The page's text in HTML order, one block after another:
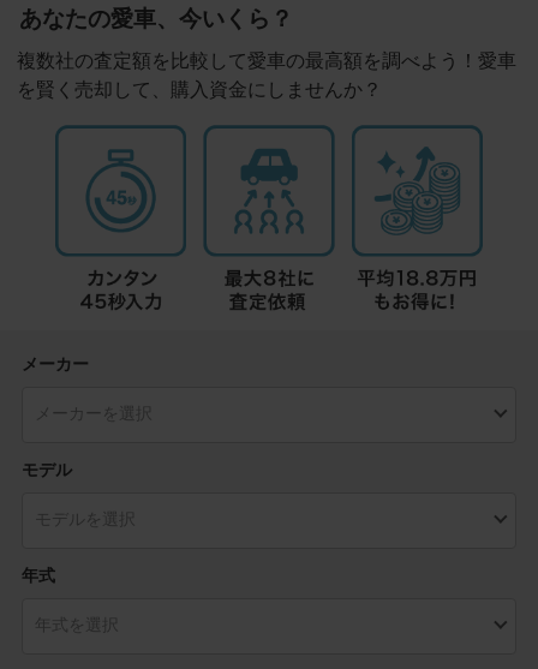
あなたの愛車、今いくら？
複数社の査定額を比較して愛車の最高額を調べよう！愛車
を賢く売却して、購入資金にしませんか？
メーカー
モデル
年式